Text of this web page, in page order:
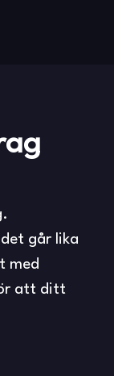
går lika
med
att ditt